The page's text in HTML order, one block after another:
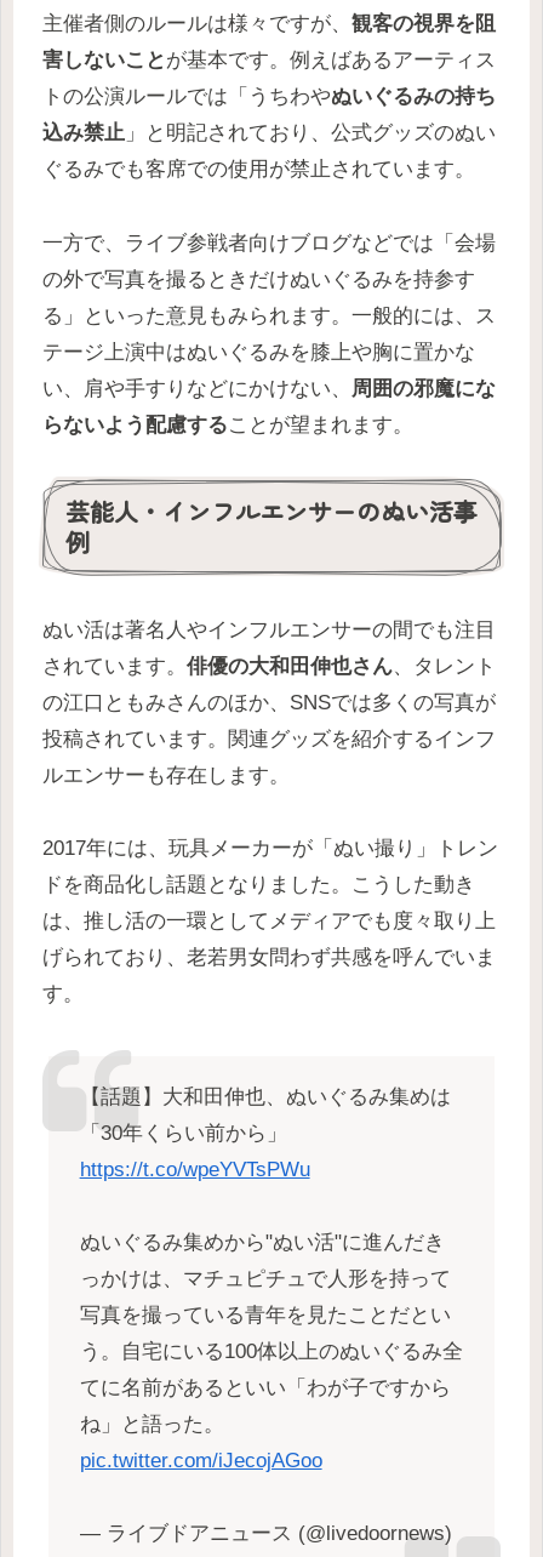
主催者側のルールは様々ですが、 観客の視界を阻
害しないこと が基本です。例えばあるアーティス
トの公演ルールでは「うちわやぬいぐるみの持ち
込み禁止 」と明記されており、公式グッズのぬい
ぐるみでも客席での使用が禁止されています。
一方で、ライブ参戦者向けブログなどでは「会場
の外で写真を撮るときだけぬいぐるみを持参す
る」といった意見もみられます。一般的には、ス
テージ上演中はぬいぐるみを膝上や胸に置かな
い、肩や手すりなどにかけない、
周囲の邪魔にな
らないよう配慮することが望まれます。
芸能人・インフルエンサーのぬい活事
例
ぬい活は著名人やインフルエンサーの間でも注目
されています。 俳優の大和田伸也さん、タレント
の江口ともみさんのほか、SNSでは多くの写真が
投稿されています。関連グッズを紹介するインフ
ルエンサーも存在します。
2017年には、玩具メーカーが「ぬい撮り」トレン
ドを商品化し話題となりました。こうした動き
は、推し活の一環としてメディアでも度々取り上
げられており、老若男女問わず共感を呼んでいま
す。
【話題】大和田伸也、ぬいぐるみ集めは
「30年くらい前から」
https://t.co/wpeYVTsPWu
ぬいぐるみ集めから"ぬい活"に進んだき
っかけは、マチュピチュで人形を持って
写真を撮っている青年を見たことだとい
う。自宅にいる100体以上のぬいぐるみ全
てに名前があるといい「わが子ですから
ね」と語った。
pic.twitter.com/iJecojAGoo
— ライブドアニュース (@livedoornews)